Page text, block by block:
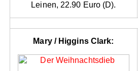
Leinen, 22.90 Euro (D).
Mary / Higgins Clark: